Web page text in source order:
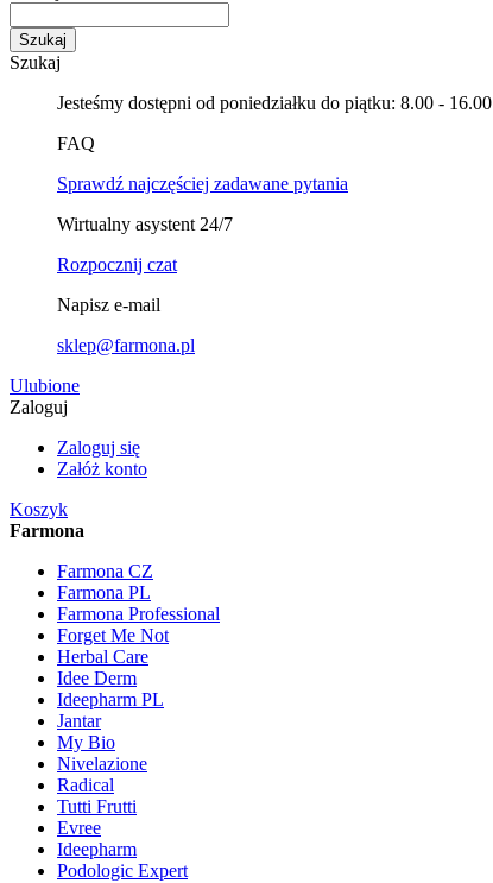
Szukaj
Szukaj
Jesteśmy dostępni od poniedziałku do piątku: 8.00 - 16.00
FAQ
Sprawdź najczęściej zadawane pytania
Wirtualny asystent 24/7
Rozpocznij czat
Napisz e-mail
sklep@farmona.pl
Ulubione
Zaloguj
Zaloguj się
Załóż konto
Koszyk
Farmona
Farmona CZ
Farmona PL
Farmona Professional
Forget Me Not
Herbal Care
Idee Derm
Ideepharm PL
Jantar
My Bio
Nivelazione
Radical
Tutti Frutti
Evree
Ideepharm
Podologic Expert